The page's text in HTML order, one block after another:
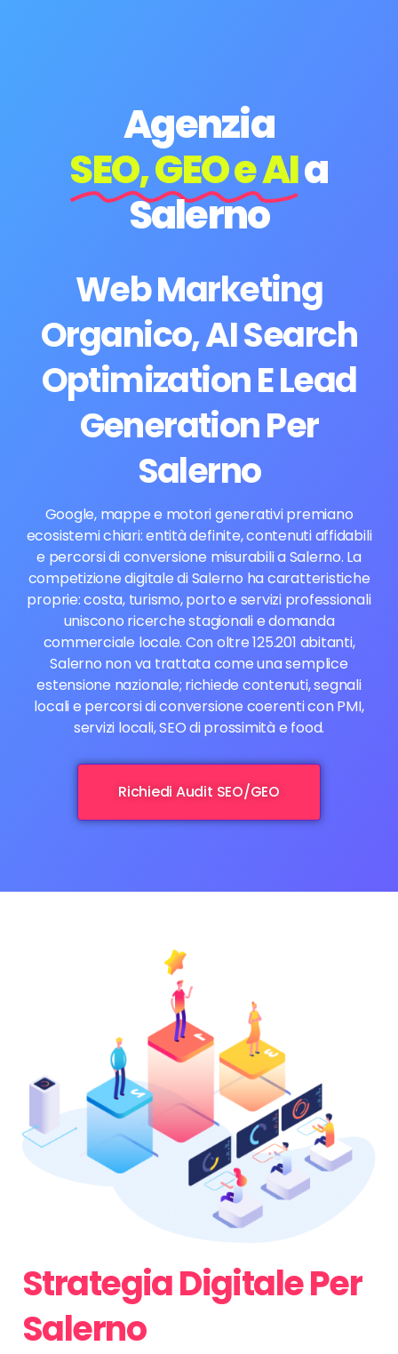
Agenzia
SEO, GEO e AIa
Salerno
Web Marketing
Organico, AI Search
Optimization E Lead
Generation Per
Salerno
Google, mappe e motori generativi premiano
ecosistemi chiari: entità definite, contenuti affidabili
e percorsi di conversione misurabili a Salerno. La
competizione digitale di Salerno ha caratteristiche
proprie: costa, turismo, porto e servizi professionali
uniscono ricerche stagionali e domanda
commerciale locale. Con oltre 125.201 abitanti,
Salerno non va trattata come una semplice
estensione nazionale; richiede contenuti, segnali
locali e percorsi di conversione coerenti con PMI,
servizi locali, SEO di prossimità e food.
Richiedi Audit SEO/GEO
Strategia Digitale Per
Salerno